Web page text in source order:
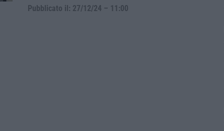
Pubblicato il: 27/12/24 – 11:00